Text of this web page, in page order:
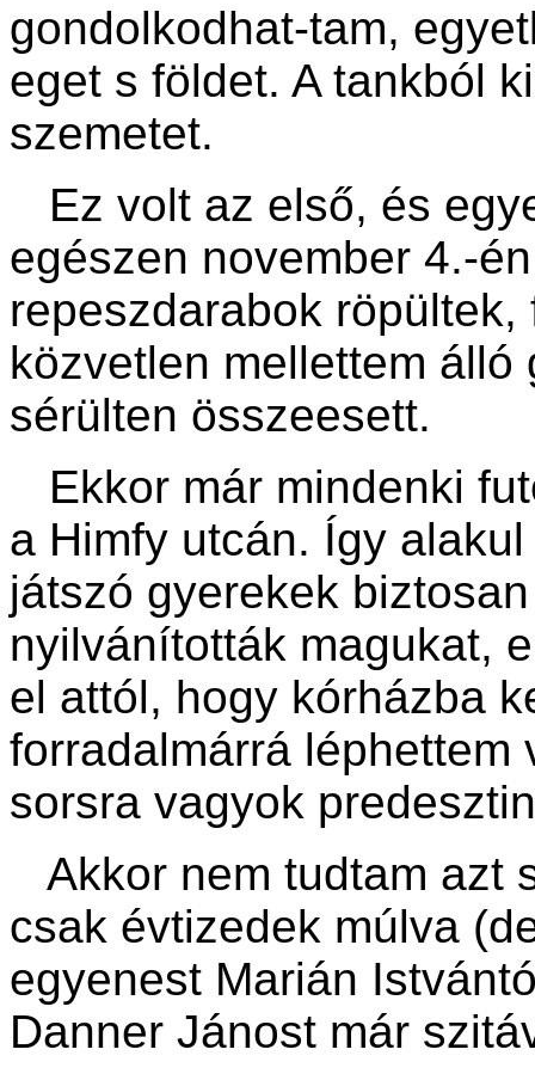
gondolkodhat-tam,
eget s földet. A tankból
szemetet.
Ez volt az első, és
egészen november 4.-
repeszdarabok
közvetlen mellettem
sérülten összeesett.
Ekkor már mindenki
a Himfy utcán. Így
játszó gyerekek
nyilvánították magukat,
el attól, hogy kórházba
forradalmárrá léphettem
sorsra vagyok
Akkor nem tudtam azt
csak évtizedek múlva
egyenest Marián
Danner Jánost már